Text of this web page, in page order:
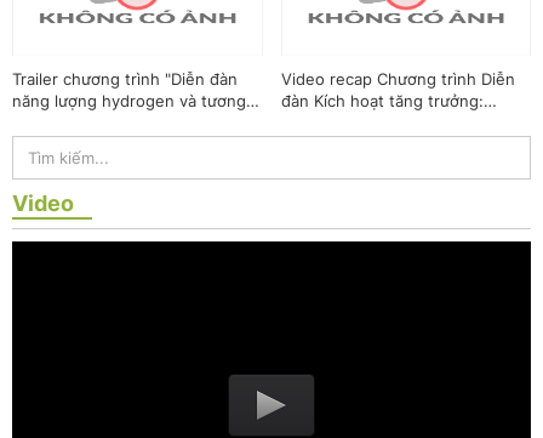
Trailer chương trình "Diễn đàn
năng lượng hydrogen và tương
Video recap Chương trình Diễn
đàn Kích hoạt tăng trưởng:
Video